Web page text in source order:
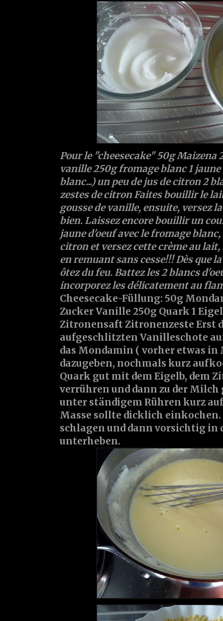
Pour le "cheesecake" 50g
vanille 250g fromage blanc 1 jaune
blanc...) un peu de jus de citron 2
zestes de citronFaites bouillir le
gousse de vanille, ensuite, versez
bien. Laissez encore bouillir un
jaune d'oeuf avec le fromage blanc,
citron et versez cette crème au
en remuant sans cesse!!! Dès que
ôtez du feu. Battez les 2 blancs
incorporez les délicatement au
Cheesecake-Füllung: 50g
Zucker Vanille 250g Quark 1
Zitronensaft Zitronenzeste Erst
aufgeschlitzten Vanilleschote
das Mondamin ( vorher etwas
dazugeben, nochmals kurz
Quark gut mit dem Eigelb, dem
verrühren und dann zu der Milch
unter ständigem Rühren kurz
Masse sollte dicklich einkochen.
schlagen und dann vorsichtig in
unterheben.